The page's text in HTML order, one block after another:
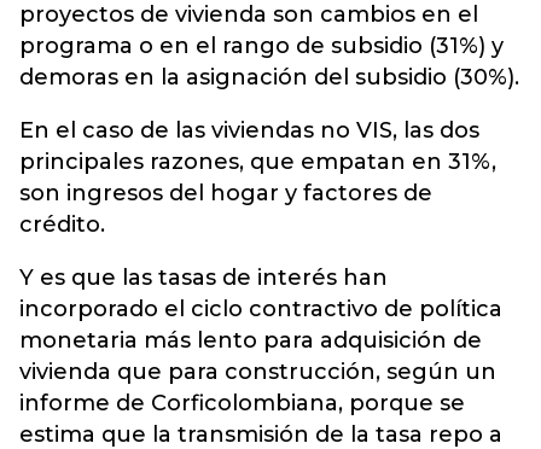
proyectos de vivienda son cambios en el
programa o en el rango de subsidio (31%) y
demoras en la asignación del subsidio (30%).
En el caso de las viviendas no VIS, las dos
principales razones, que empatan en 31%,
son ingresos del hogar y factores de
crédito.
Y es que las tasas de interés han
incorporado el ciclo contractivo de política
monetaria más lento para adquisición de
vivienda que para construcción, según un
informe de Corficolombiana, porque se
estima que la transmisión de la tasa repo a